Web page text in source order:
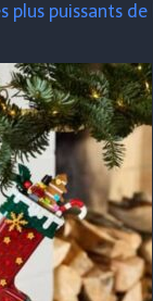
plus puissants de